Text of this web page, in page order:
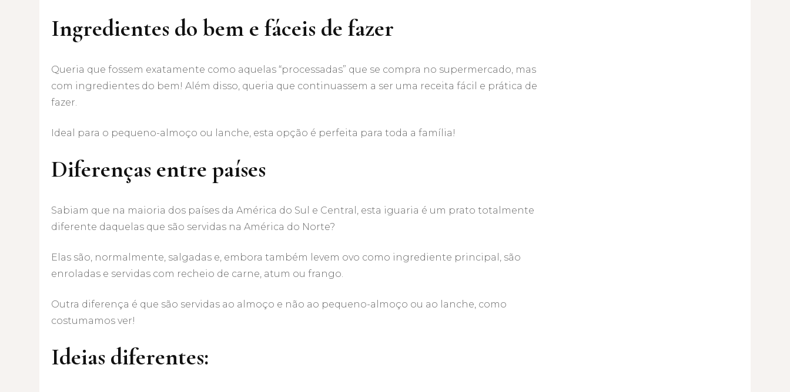
Ingredientes do bem e fáceis de fazer
Queria que fossem exatamente como aquelas “processadas” que se compra no supermercado, mas
com ingredientes do bem! Além disso, queria que continuassem a ser uma receita fácil e prática de
fazer.
Ideal para o pequeno-almoço ou lanche, esta opção é perfeita para toda a família!
Diferenças entre países
Sabiam que na maioria dos países da América do Sul e Central, esta iguaria é um prato totalmente
diferente daquelas que são servidas na América do Norte?
Elas são, normalmente, salgadas e, embora também levem ovo como ingrediente principal, são
enroladas e servidas com recheio de carne, atum ou frango.
Outra diferença é que são servidas ao almoço e não ao pequeno-almoço ou ao lanche, como
costumamos ver!
Ideias diferentes: